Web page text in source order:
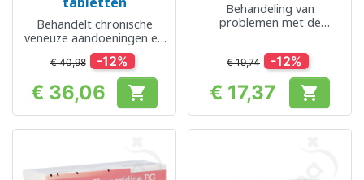
Behandelt chronische
veneuze aandoeningen en
acute aambeien
€ 40,98 -12%
Prijs
€ 36,06 
Behandeling van
problemen met de
aambeien
€ 19,74 -12%
Prijs
€ 17,37 